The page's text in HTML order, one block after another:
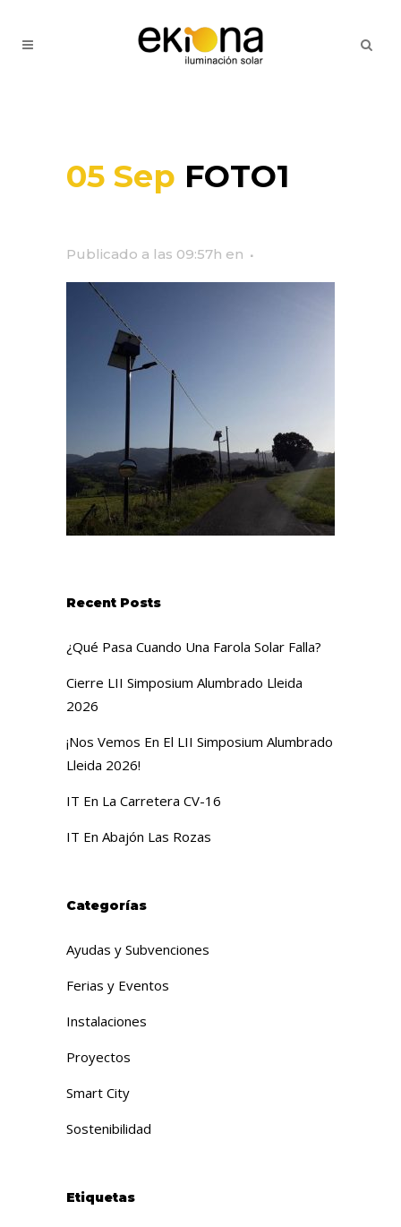
05 Sep FOTO1
Publicado a las 09:57h en
Recent Posts
¿Qué Pasa Cuando Una Farola Solar Falla?
Cierre LII Simposium Alumbrado Lleida
2026
¡Nos Vemos En El LII Simposium Alumbrado
Lleida 2026!
IT En La Carretera CV-16
IT En Abajón Las Rozas
Categorías
Ayudas y Subvenciones
Ferias y Eventos
Instalaciones
Proyectos
Smart City
Sostenibilidad
Etiquetas